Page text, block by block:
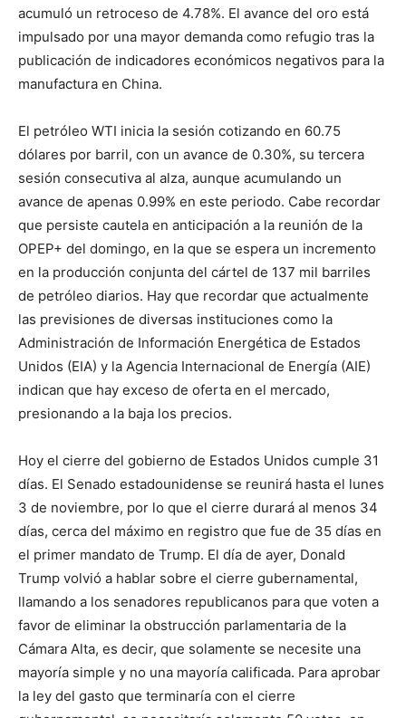
acumuló un retroceso de 4.78%. El avance del oro está
impulsado por una mayor demanda como refugio tras la
publicación de indicadores económicos negativos para la
manufactura en China.
El petróleo WTI inicia la sesión cotizando en 60.75
dólares por barril, con un avance de 0.30%, su tercera
sesión consecutiva al alza, aunque acumulando un
avance de apenas 0.99% en este periodo. Cabe recordar
que persiste cautela en anticipación a la reunión de la
OPEP+ del domingo, en la que se espera un incremento
en la producción conjunta del cártel de 137 mil barriles
de petróleo diarios. Hay que recordar que actualmente
las previsiones de diversas instituciones como la
Administración de Información Energética de Estados
Unidos (EIA) y la Agencia Internacional de Energía (AIE)
indican que hay exceso de oferta en el mercado,
presionando a la baja los precios.
Hoy el cierre del gobierno de Estados Unidos cumple 31
días. El Senado estadounidense se reunirá hasta el lunes
3 de noviembre, por lo que el cierre durará al menos 34
días, cerca del máximo en registro que fue de 35 días en
el primer mandato de Trump. El día de ayer, Donald
Trump volvió a hablar sobre el cierre gubernamental,
llamando a los senadores republicanos para que voten a
favor de eliminar la obstrucción parlamentaria de la
Cámara Alta, es decir, que solamente se necesite una
mayoría simple y no una mayoría calificada. Para aprobar
la ley del gasto que terminaría con el cierre